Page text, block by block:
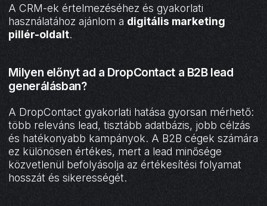
A CRM-ek értelmezéséhez és gyakorlati
használatához ajánlom a digitális marketing
pillér-oldalt.
Milyen előnyt ad a DropContact a B2B lead
generálásban?
A DropContact gyakorlati hatása gyorsan mérhető:
több releváns lead, tisztább adatbázis, jobb célzás
és hatékonyabb kampányok. A B2B cégek számára
ez különösen értékes, mert a lead minősége
közvetlenül befolyásolja az értékesítési folyamat
hosszát és sikerességét.